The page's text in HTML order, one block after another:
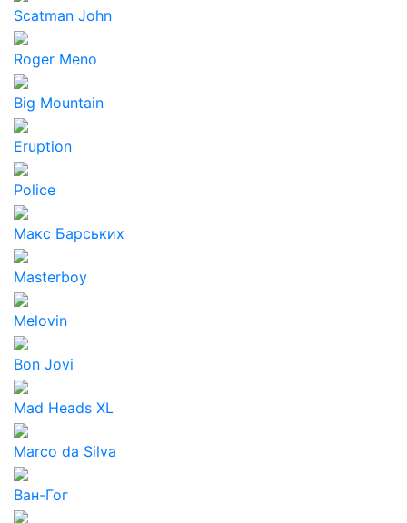
Scatman John
Roger Meno
Big Mountain
Eruption
Police
Макс Барських
Masterboy
Melovin
Bon Jovi
Mad Heads XL
Marco da Silva
Ван-Гог